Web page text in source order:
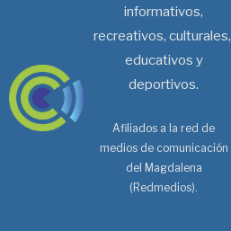
informativos,
recreativos, culturales,
educativos y
deportivos.
Afiliados a la red de
medios de comunicación
del Magdalena
(Redmedios).